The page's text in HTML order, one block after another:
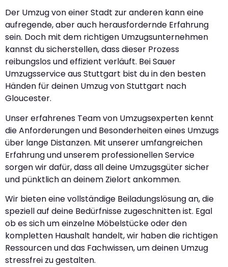
Der Umzug von einer Stadt zur anderen kann eine
aufregende, aber auch herausfordernde Erfahrung
sein. Doch mit dem richtigen Umzugsunternehmen
kannst du sicherstellen, dass dieser Prozess
reibungslos und effizient verläuft. Bei Sauer
Umzugsservice aus Stuttgart bist du in den besten
Händen für deinen Umzug von Stuttgart nach
Gloucester.
Unser erfahrenes Team von Umzugsexperten kennt
die Anforderungen und Besonderheiten eines Umzugs
über lange Distanzen. Mit unserer umfangreichen
Erfahrung und unserem professionellen Service
sorgen wir dafür, dass all deine Umzugsgüter sicher
und pünktlich an deinem Zielort ankommen.
Wir bieten eine vollständige Beiladungslösung an, die
speziell auf deine Bedürfnisse zugeschnitten ist. Egal
ob es sich um einzelne Möbelstücke oder den
kompletten Haushalt handelt, wir haben die richtigen
Ressourcen und das Fachwissen, um deinen Umzug
stressfrei zu gestalten.